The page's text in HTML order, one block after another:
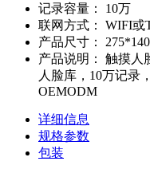
记录容量：
10万
联网方式：
WIFI或
产品尺寸：
产品说明：
触摸人
人脸库，10万记录
OEMODM
详细信息
规格参数
包装